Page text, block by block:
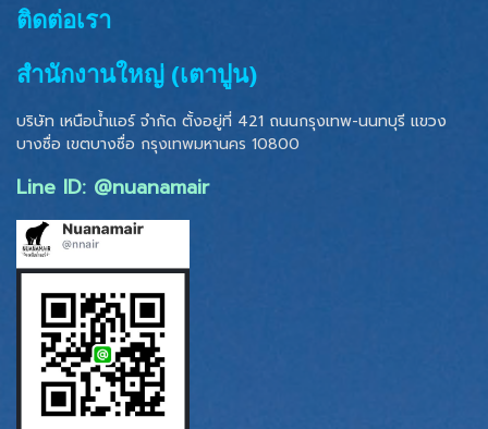
ติดต่อเรา
สำนักงานใหญ่ (เตาปูน)
บริษัท เหนือน้ำแอร์ จำกัด ตั้งอยู่ที่ 421 ถนนกรุงเทพ-นนทบุรี แขวง
บางซื่อ เขตบางซื่อ กรุงเทพมหานคร 10800
Line ID: @nuanamair